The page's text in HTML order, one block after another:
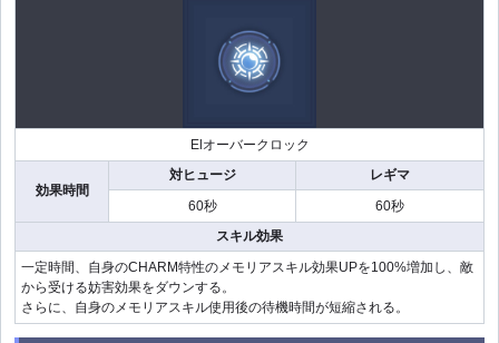
Elオーバークロック
効果時間
対ヒュージ
レギマ
60秒
60秒
スキル効果
一定時間、自身のCHARM特性のメモリアスキル効果UPを100%増加し、敵
から受ける妨害効果をダウンする。
さらに、自身のメモリアスキル使用後の待機時間が短縮される。